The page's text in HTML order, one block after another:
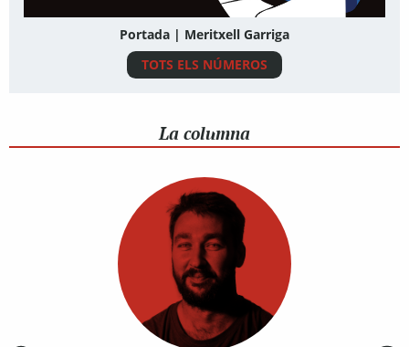
Portada | Meritxell Garriga
TOTS ELS NÚMEROS
La columna